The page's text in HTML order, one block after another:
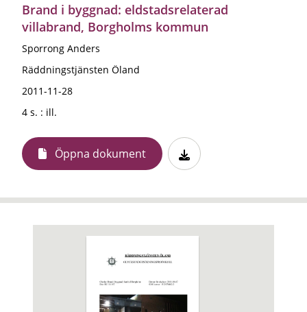
Brand i byggnad: eldstadsrelaterad
villabrand, Borgholms kommun
Sporrong Anders
Räddningstjänsten Öland
2011-11-28
4 s. : ill.
Öppna dokument